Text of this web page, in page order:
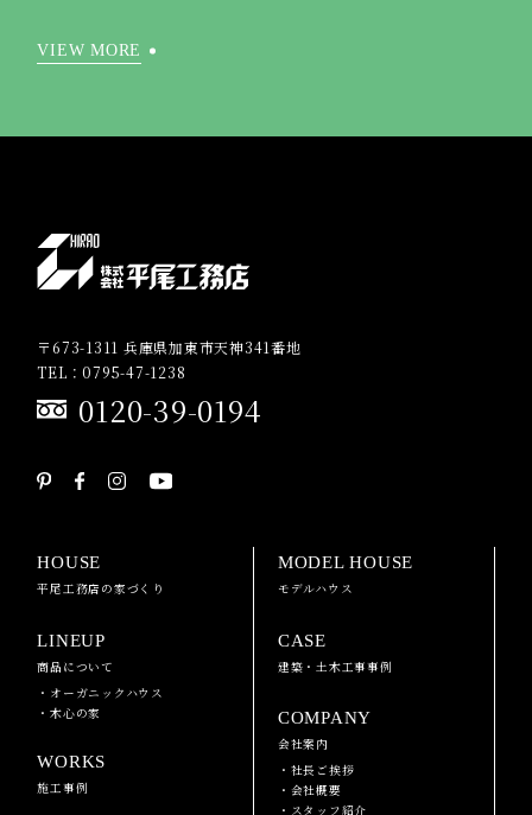
VIEW MORE
〒673-1311 兵庫県加東市天神341番地
TEL：0795-47-1238
0120-39-0194
HOUSE
平尾工務店の家づくり
LINEUP
商品について
・オーガニックハウス
・木心の家
WORKS
施工事例
MODEL HOUSE
モデルハウス
CASE
建築・土木工事事例
COMPANY
会社案内
・社長ご挨拶
・会社概要
・スタッフ紹介